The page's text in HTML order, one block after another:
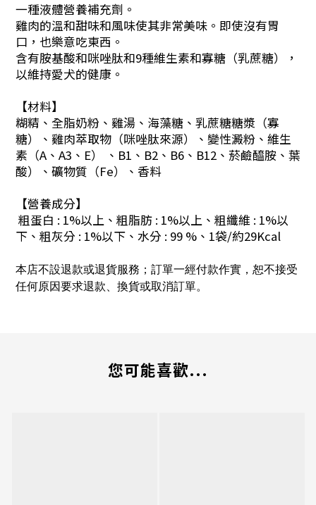
一種液體營養補充劑。
雞肉的溫和甜味和風味使其非常美味。即使沒有胃
口，也樂意吃東西。
含有胺基酸和咪唑肽和9種維生素和寡糖（乳蔗糖），
以維持愛犬的健康。
【材料】
糊精、全脂奶粉、雞湯、海藻糖、乳蔗糖糖漿（寡
糖）、雞肉萃取物（咪唑肽來源）、變性澱粉、維生
素（A、A3、E） 、B1、B2、B6、B12、菸鹼醯胺、葉
酸）、礦物質（Fe）、香料
【營養成分】
粗蛋白 : 1%以上、粗脂肪 : 1%以上、粗纖維 : 1%以
下、粗灰分 : 1%以下、水分 : 99 %、1袋/約29Kcal
本店不設退款或退貨服務；訂單一經付款作實，恕不接受
任何原因要求退款、換貨或取消訂單。
您可能喜歡...